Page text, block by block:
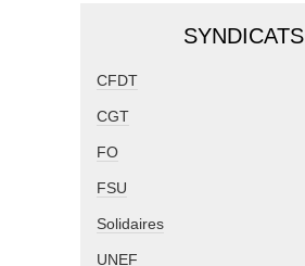
SYNDICATS
CFDT
CGT
FO
FSU
Solidaires
UNEF